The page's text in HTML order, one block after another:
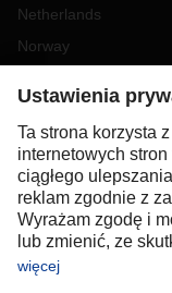
Netherlands
Norway
Romania
Slovakia
Spain
Sweden
Switzerland